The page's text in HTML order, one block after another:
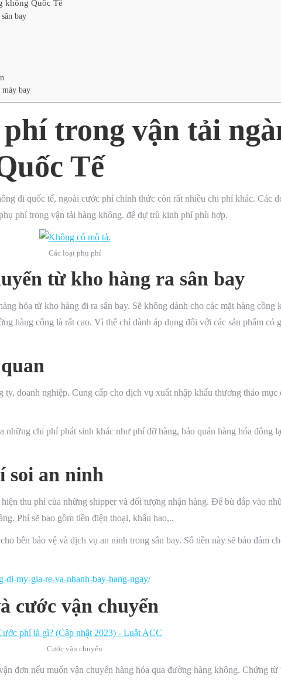
không Quốc Tế
bay
bay
trong vận tải
Tế
đi quốc tế, ngoài cước phí chính thức còn rất nhiều chi phí khác. Các
phí trong vận tải hàng không. để dự trù kinh phí phù hợp.
Các loại phụ phí
từ kho hàng ra sân bay
hóa từ kho hàng đi ra sân bay. Sẽ không dành cho các mặt hàng cồng
hàng công là rất cao. Vì thế chỉ dành áp dụng đối với các sản phẩm có
doanh nghiệp. Cung cấp cho dịch vụ xuất nhập khẩu thương thảo mục
chi phí phát sinh khác như phí dỡ hàng, bảo quản hàng hóa đông
soi an ninh
thu phí của những shipper và đối tượng nhận hàng. Để bù đắp vào
Phí sẽ bao gồm tiền điện thoại, khấu hao,..
bên bảo vệ và dịch vụ an ninh trong sân bay. Số tiền này sẽ bảo đảm
di-my-gia-re-va-nhanh-bay-hang-ngay/
cước vận chuyển
Cước vận chuyển
đơn nếu muốn vận chuyển hàng hóa qua đường hàng không. Chứng từ